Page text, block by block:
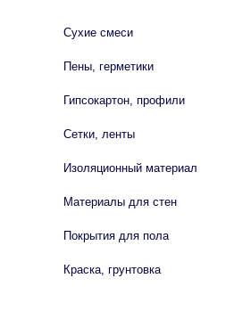
Сухие смеси
Пены, герметики
Гипсокартон, профили
Сетки, ленты
Изоляционный материал
Материалы для стен
Покрытия для пола
Краска, грунтовка